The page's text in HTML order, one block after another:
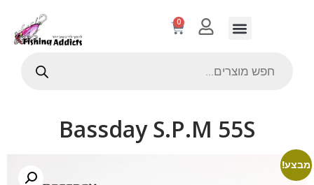
0
Bassday S.P.M 55S
מבצע!